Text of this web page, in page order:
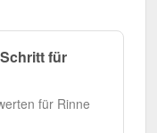
für
für Rinne